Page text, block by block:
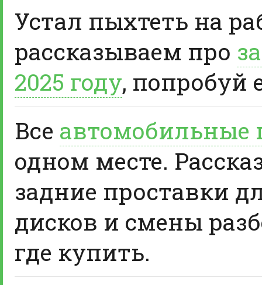
Устал пыхтеть на
рассказываем про
2025 году, попробуй
Все автомобильные
одном месте.
задние проставки
дисков и смены
где купить.